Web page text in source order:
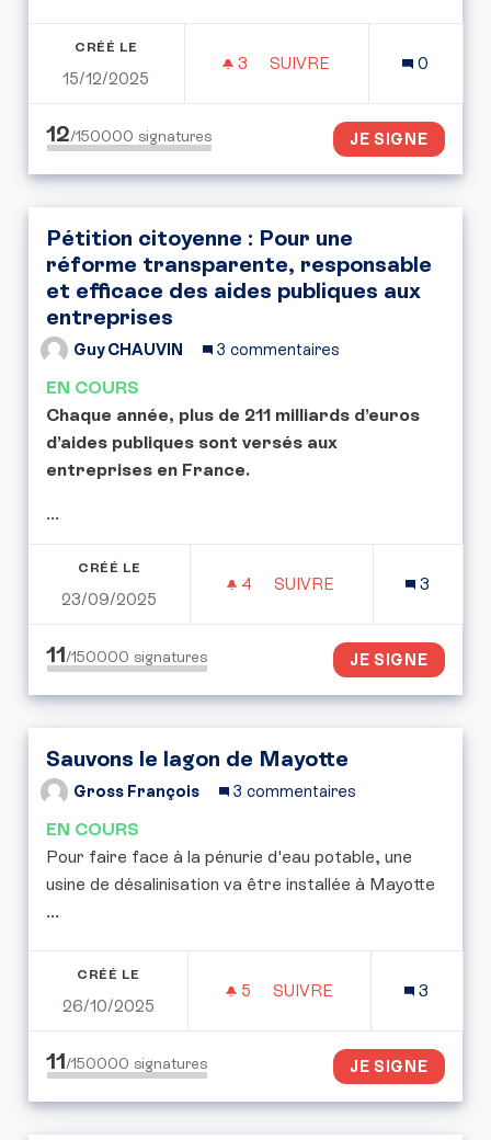
CRÉÉ LE
15/12/2025
3 3 ABONNÉS
SUIVRE
0
12/150000 signatures JE SIGNE
Pétition citoyenne : Pour une
réforme transparente, responsable
et efficace des aides publiques aux
entreprises
Guy CHAUVIN 3 commentaires
EN COURS
Chaque année, plus de 211 milliards d’euros
d’aides publiques sont versés aux
entreprises en France.
...
CRÉÉ LE
23/09/2025
4 4 ABONNÉS
SUIVRE
3
11/150000 signatures JE SIGNE
Sauvons le lagon de Mayotte
Gross François 3 commentaires
EN COURS
Pour faire face à la pénurie d'eau potable, une
usine de désalinisation va être installée à Mayotte
...
CRÉÉ LE
26/10/2025
5 5 ABONNÉS
SUIVRE
3
11/150000 signatures JE SIGNE